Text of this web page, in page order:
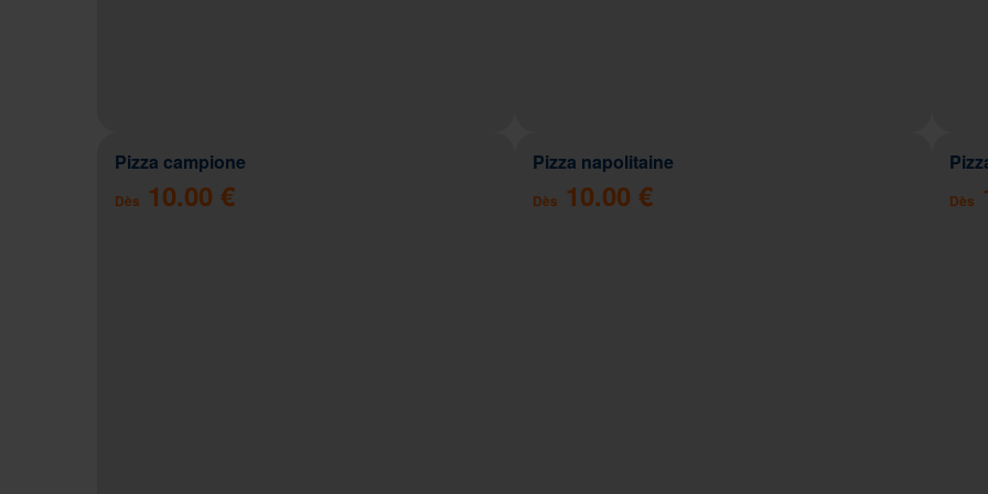
Pizza campione
Dès 10.00 €
Pizza napolitaine
Dès 10.00 € Dès